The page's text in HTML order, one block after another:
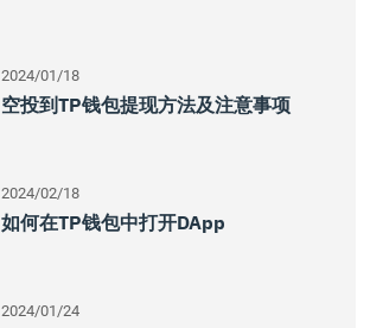
2024/01/18
空投到TP钱包提现方法及注意事项
2024/02/18
如何在TP钱包中打开DApp
2024/01/24